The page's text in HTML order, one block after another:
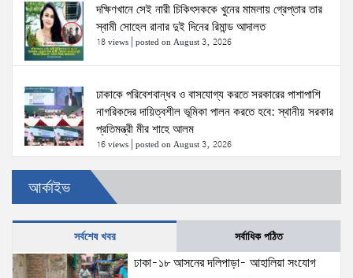
দক্ষিণখানে সেই নারী চিকিৎসককে খুনের মামলায় গ্রেপ্তার তার
স্বামী সোহেল রানার দুই দিনের রিমান্ড আদালত
18 views posted on August 3, 2026
ঢাকাকে পরিবেশবান্ধব ও বাসযোগ্য করতে সরকারের পাশাপাশি
নাগরিকদের দায়িত্বশীল ভূমিকা পালন করতে হবে: স্থানীয় সরকার
প্রতিমন্ত্রী মীর শাহে আলম
16 views posted on August 3, 2026
ঢাকা-১৮ আসনের দলিপাড়া- আহালিয়া সংযোগ সড়ক-
দখলমুক্ত রাস্তা চাই!
15 views|posted on August 6, 2026
‘তরুণদের উৎসাহ দিলেন যুব ও ক্রীড়া প্রতিমন্ত্রী, এলজিআরডি
আর্কাইভ
সর্বশেষ খবর সর্বাধিক পঠিত
ঢাকা-১৮ আসনের দলিপাড়া- আহালিয়া সংযোগ